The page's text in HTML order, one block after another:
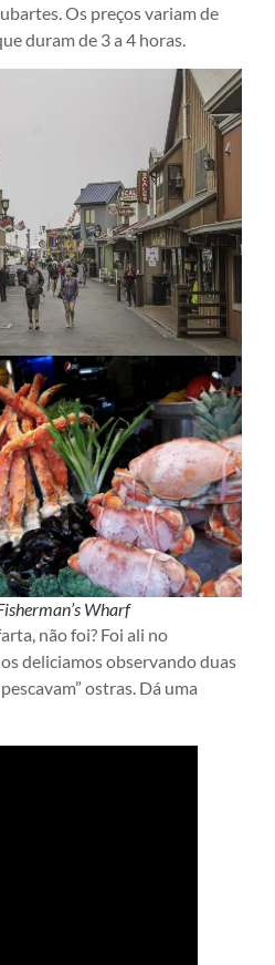
Os preços variam de
duram de 3 a 4 horas.
Wharf
não foi? Foi ali no
deliciamos observando duas
ostras. Dá uma